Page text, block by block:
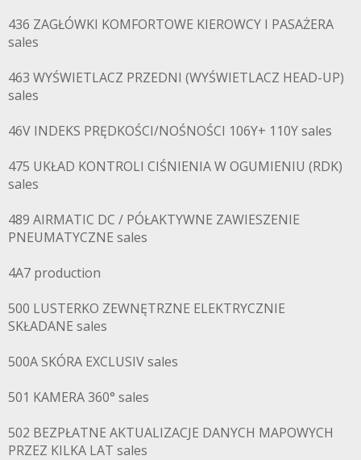
436 ZAGŁÓWKI KOMFORTOWE KIEROWCY I PASAŻERA
sales
463 WYŚWIETLACZ PRZEDNI (WYŚWIETLACZ HEAD-UP)
sales
46V INDEKS PRĘDKOŚCI/NOŚNOŚCI 106Y+ 110Y sales
475 UKŁAD KONTROLI CIŚNIENIA W OGUMIENIU (RDK)
sales
489 AIRMATIC DC / PÓŁAKTYWNE ZAWIESZENIE
PNEUMATYCZNE sales
4A7 production
500 LUSTERKO ZEWNĘTRZNE ELEKTRYCZNIE
SKŁADANE sales
500A SKÓRA EXCLUSIV sales
501 KAMERA 360° sales
502 BEZPŁATNE AKTUALIZACJE DANYCH MAPOWYCH
PRZEZ KILKA LAT sales